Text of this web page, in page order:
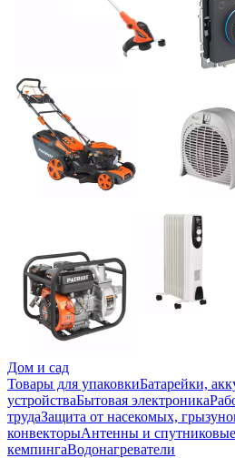
Дом и сад
Товары для упаковкиБатарейки,
устройстваБытовая электроника
трудаЗащита от насекомых,
конвекторыАнтенны и
кемпингаВодонагреватели